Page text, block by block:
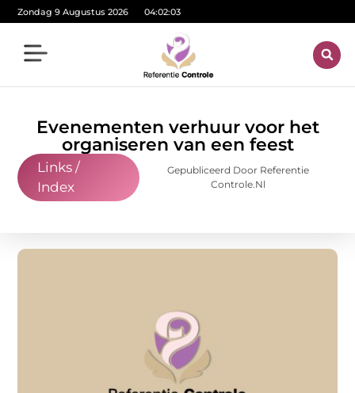
Zondag 9 Augustus 2026 04:02:04
Evenementen verhuur voor het
organiseren van een feest
Links /
Index
Gepubliceerd Door Referentie
Controle.nl